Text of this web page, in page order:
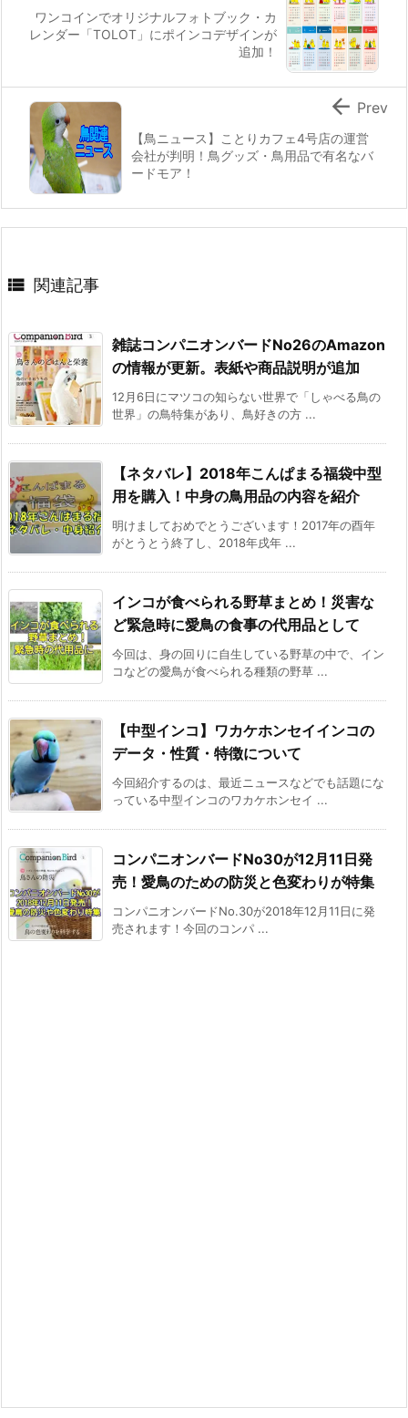
ワンコインでオリジナルフォトブック・カ
レンダー「TOLOT」にポインコデザインが
追加！
【鳥ニュース】ことりカフェ4号店の運営
会社が判明！鳥グッズ・鳥用品で有名なバ
ードモア！
 Prev
 関連記事
雑誌コンパニオンバードNo26のAmazon
の情報が更新。表紙や商品説明が追加
12月6日にマツコの知らない世界で「しゃべる鳥の
世界」の鳥特集があり、鳥好きの方 ...
【ネタバレ】2018年こんぱまる福袋中型
用を購入！中身の鳥用品の内容を紹介
明けましておめでとうございます！2017年の酉年
がとうとう終了し、2018年戌年 ...
インコが食べられる野草まとめ！災害な
ど緊急時に愛鳥の食事の代用品として
今回は、身の回りに自生している野草の中で、イン
コなどの愛鳥が食べられる種類の野草 ...
【中型インコ】ワカケホンセイインコの
データ・性質・特徴について
今回紹介するのは、最近ニュースなどでも話題にな
っている中型インコのワカケホンセイ ...
コンパニオンバードNo30が12月11日発
売！愛鳥のための防災と色変わりが特集
コンパニオンバードNo.30が2018年12月11日に発
売されます！今回のコンパ ...